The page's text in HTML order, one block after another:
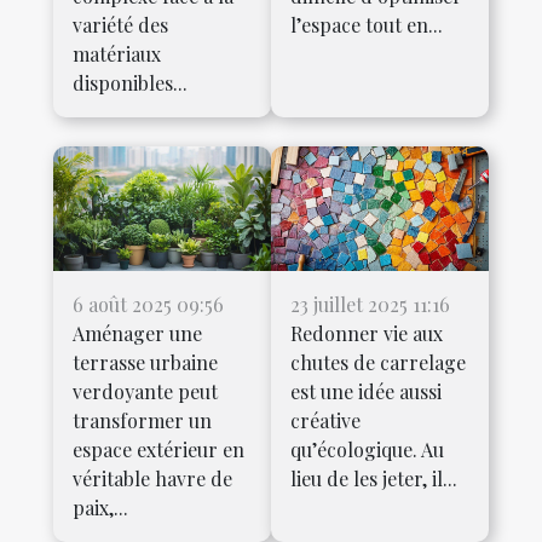
variété des
matériaux
disponibles...
l’espace tout en...
6 août 2025 09:56
Aménager une
terrasse urbaine
verdoyante peut
transformer un
espace extérieur en
véritable havre de
paix,...
23 juillet 2025 11:16
Redonner vie aux
chutes de carrelage
est une idée aussi
créative
qu’écologique. Au
lieu de les jeter, il...